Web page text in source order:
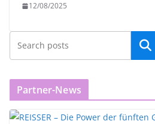
12/08/2025
Partner-News